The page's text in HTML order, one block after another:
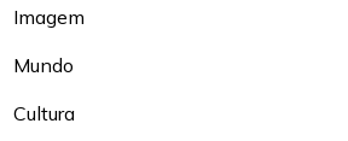
Imagem
Mundo
Cultura